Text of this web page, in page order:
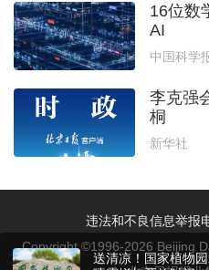
16位数
AI
中国科学
李克强
桐
新华社
违法和不良信息举报
Copyright ©1996-2026 Beijing
送清凉！国家植物